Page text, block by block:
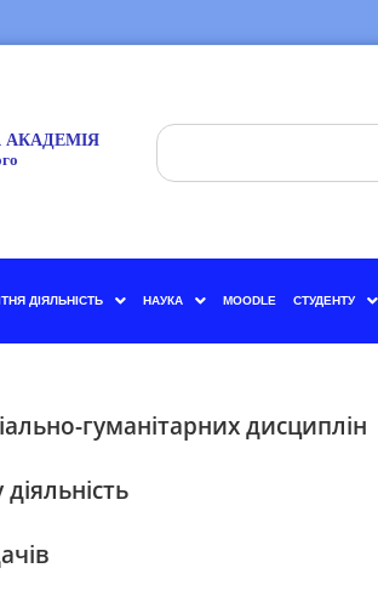
ДІЯЛЬНІСТЬ НАУКА MOODLE СТУДЕНТУ
гуманітарних дисциплін